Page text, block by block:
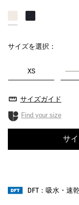
サイズを選択：
XS
サイズガイド
Find your size
サ
DFT：吸水・速